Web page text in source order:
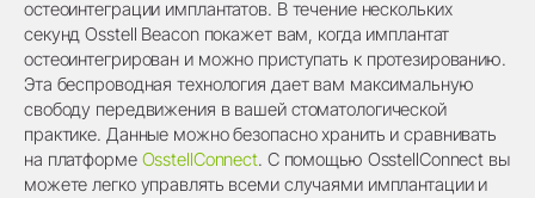
остеоинтеграции имплантатов. В течение нескольких
секунд Osstell Beacon покажет вам, когда имплантат
остеоинтегрирован и можно приступать к протезированию.
Эта беспроводная технология дает вам максимальную
свободу передвижения в вашей стоматологической
практике. Данные можно безопасно хранить и сравнивать
на платформе OsstellConnect. С помощью OsstellConnect вы
можете легко управлять всеми случаями имплантации и